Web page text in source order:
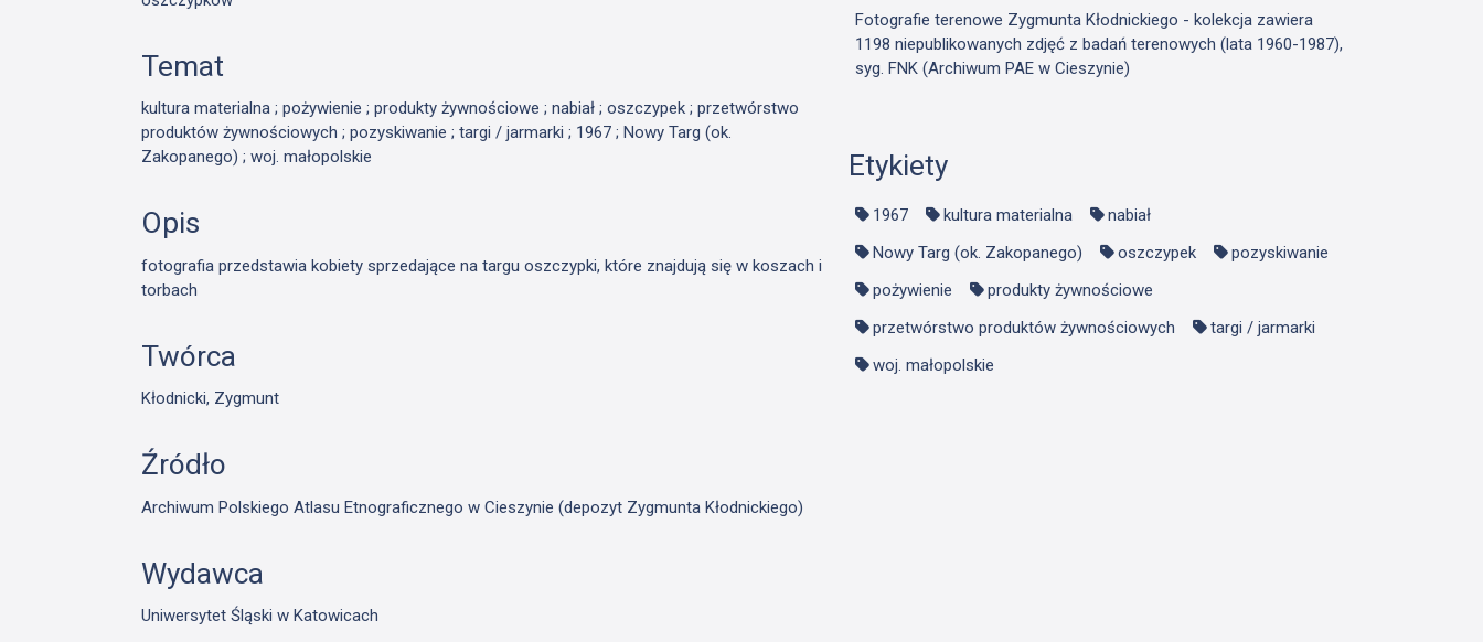
Temat
kultura materialna ; pożywienie ; produkty żywnościowe ; nabiał ; oszczypek ; przetwórstwo
produktów żywnościowych ; pozyskiwanie ; targi / jarmarki ; 1967 ; Nowy Targ (ok.
Zakopanego) ; woj. małopolskie
Opis
fotografia przedstawia kobiety sprzedające na targu oszczypki, które znajdują się w koszach i
torbach
Twórca
Kłodnicki, Zygmunt
Źródło
Archiwum Polskiego Atlasu Etnograficznego w Cieszynie (depozyt Zygmunta Kłodnickiego)
Wydawca
Uniwersytet Śląski w Katowicach
Fotografie terenowe Zygmunta Kłodnickiego - kolekcja zawiera
1198 niepublikowanych zdjęć z badań terenowych (lata 1960-1987),
syg. FNK (Archiwum PAE w Cieszynie)
Etykiety
1967 kultura materialna
nabiał
Nowy Targ (ok. Zakopanego)
oszczypek
pozyskiwanie
pożywienie
produkty żywnościowe
przetwórstwo produktów żywnościowych
targi / jarmarki
woj. małopolskie